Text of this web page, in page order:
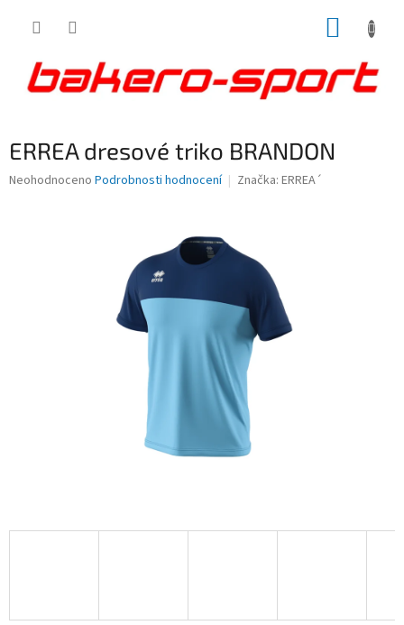
ERREA dresové triko BRANDON
Průměrné
Neohodnoceno Podrobnosti hodnocení Značka: ERREA´